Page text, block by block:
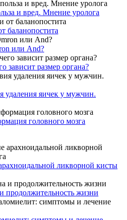
и вред. Мнение уролога
баланопостита
или And?
зависит размер органа?
удаления яичек у мужчин.
головного мозга
ликворной кисты
продолжительность жизни